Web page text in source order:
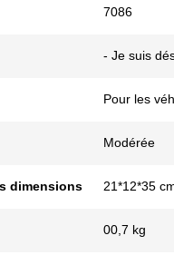
7086
- Je suis
Pour les
Modérée
dimensions 21*12*35
00,7 kg